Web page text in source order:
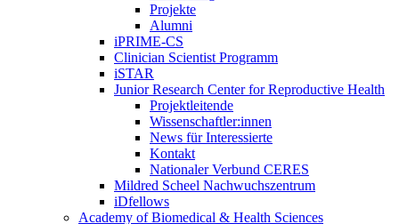
Projekte
Alumni
iPRIME-CS
Clinician Scientist Programm
iSTAR
Junior Research Center for Reproductive Health
Projektleitende
Wissenschaftler:innen
News für Interessierte
Kontakt
Nationaler Verbund CERES
Mildred Scheel Nachwuchszentrum
iDfellows
Academy of Biomedical & Health Sciences